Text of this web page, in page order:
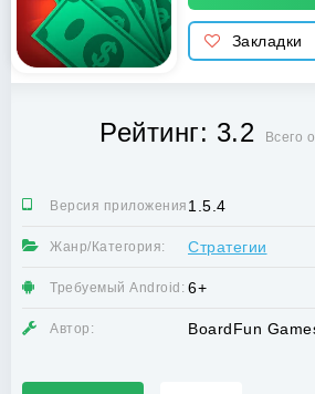
Закладки
Рейтинг: 3.2 Всего
Версия приложения:1.5.4
Жанр/Категория: Стратегии
Требуемый Android: 6+
Автор: BoardFun